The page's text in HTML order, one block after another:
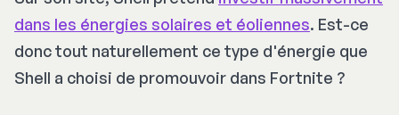
dans les énergies solaires et éoliennes. Est-ce
donc tout naturellement ce type d'énergie que
Shell a choisi de promouvoir dans Fortnite ?